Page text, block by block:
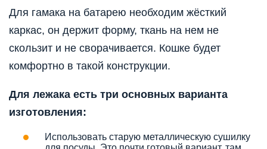
Для гамака на батарею необходим жёсткий
каркас, он держит форму, ткань на нем не
скользит и не сворачивается. Кошке будет
комфортно в такой конструкции.
Для лежака есть три основных варианта
изготовления:
Использовать старую металлическую сушилку